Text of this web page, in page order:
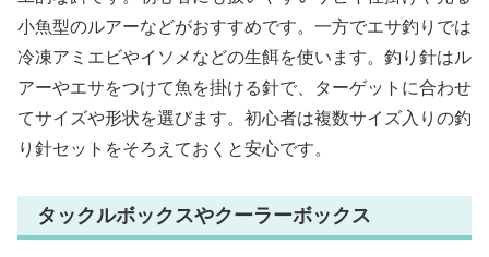
小魚型のルアーなどがおすすめです。一方でエサ釣りでは
冷凍アミエビやイソメなどの生餌を使います。釣り針はル
アーやエサをつけて魚を掛ける針で、ターゲットに合わせ
てサイズや形状を選びます。初心者は複数サイズ入りの釣
り針セットをそろえておくと安心です。
タックルボックスやクーラーボックス